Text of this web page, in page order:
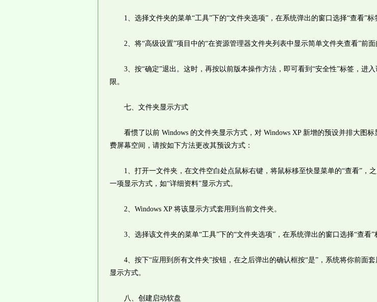
1、选择文件夹的菜单“工具”下的“文件夹选项”，在系统弹出的窗口选择“查看”标
2、将“高级设置”项目中的“在资源管理器文件夹列表中显示简单文件夹查看”前面
3、按“确定”退出。这时，再按以前版本操作方法，即可看到“安全性”标签，进入
限。
七、文件夹显示方式
看惯了以前 Windows 的文件夹显示方式，对 Windows XP 新增的预设并排大图标
费屏幕空间，请按如下方法更改其预设方式：
1、打开一文件夹，在文件空白处点鼠标右键，将鼠标移至快显菜单的“查看”，
一项显示方式，如“详细资料”显示方式。
2、Windows XP 将该显示方式套用到当前文件夹。
3、选择该文件夹的菜单“工具”下的“文件夹选项”，在系统弹出的窗口选择“查看”
4、按下“应用到所有文件夹”按钮，在之后弹出的确认框按“是”，系统将你前面套
显示方式。
八、创建启动软盘